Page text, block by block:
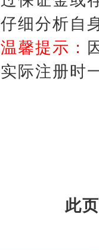
仔细分析自
温馨提示：
实际注册时
此